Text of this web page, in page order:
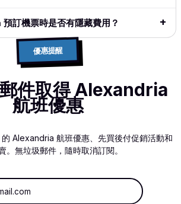
閱讀完整
評論→
訂機票時是否有隱藏費用？
優惠提醒
件取得 Alexandria
航班優惠
Alexandria 航班優惠、先買後付促銷活動和
。無垃圾郵件，隨時取消訂閱。